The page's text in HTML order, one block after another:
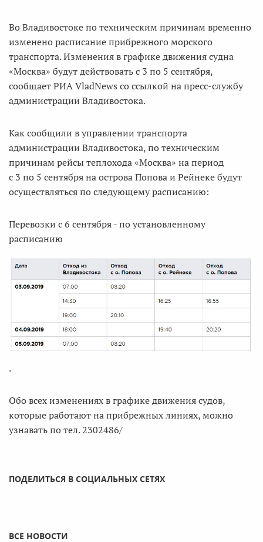
Во Владивостоке по техническим причинам временно
изменено расписание прибрежного морского
транспорта. Изменения в графике движения судна
«Москва» будут действовать с 3 по 5 сентября,
сообщает РИА VladNews со ссылкой на пресс-службу
администрации Владивостока.
Как сообщили в управлении транспорта
администрации Владивостока, по техническим
причинам рейсы теплохода «Москва» на период
с 3 по 5 сентября на острова Попова и Рейнеке будут
осуществляться по следующему расписанию:
Перевозки с 6 сентября - по установленному
расписанию
.
Обо всех изменениях в графике движения судов,
которые работают на прибрежных линиях, можно
узнавать по тел. 2302486/
ПОДЕЛИТЬСЯ В СОЦИАЛЬНЫХ СЕТЯХ
ВСЕ НОВОСТИ